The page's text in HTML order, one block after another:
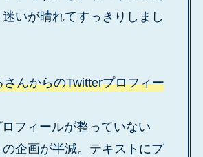
いが晴れてすっきりしまし
んからのTwitterプロフィー
フィールが整っていない
の企画が半減。テキストにプ